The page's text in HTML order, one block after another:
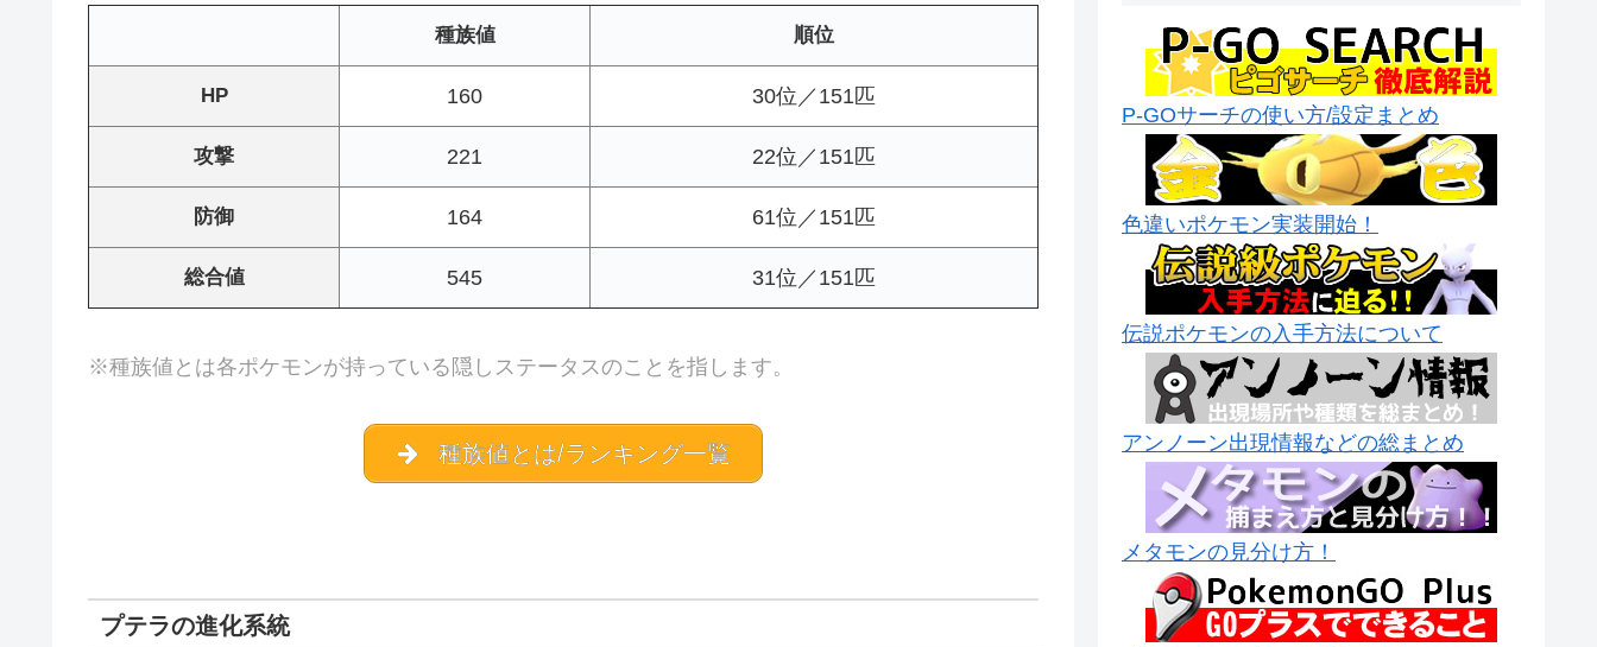
種族値 順位
HP 160 30位／151匹
攻撃 221 22位／151匹
防御 164 61位／151匹
総合値 545 31位／151匹
※種族値とは各ポケモンが持っている隠しステータスのことを指します。
種族値とは/ランキング一覧
プテラの進化系統
P-GOサーチの使い方/設定まとめ
色違いポケモン実装開始！
伝説ポケモンの入手方法について
アンノーン出現情報などの総まとめ
メタモンの見分け方！